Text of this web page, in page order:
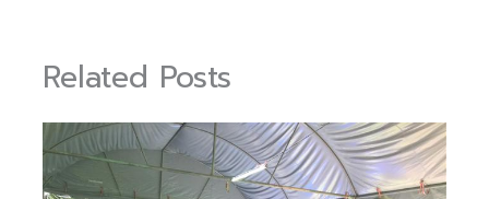
Related Posts